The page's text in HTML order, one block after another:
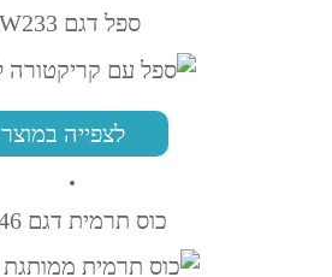
ספל דגם PW233
לצפייה במוצר
כוס תרמית דגם PP246